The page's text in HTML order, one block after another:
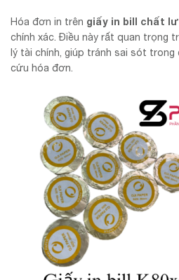
Hóa đơn in trên giấy in bill chất
chính xác. Điều này rất quan trọng
lý tài chính, giúp tránh sai sót
cứu hóa đơn.